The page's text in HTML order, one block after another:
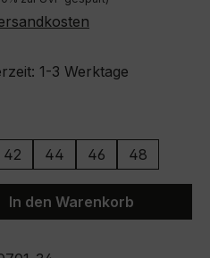
1-3 Werktage
42 44 46 48
den
In den Warenkorb